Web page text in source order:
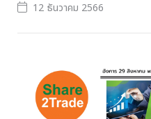
12 ธันวาคม 2566